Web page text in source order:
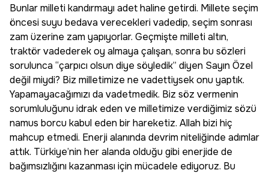
Bunlar milleti kandırmayı adet haline getirdi. Millete seçim
öncesi suyu bedava verecekleri vadedip, seçim sonrası
zam üzerine zam yapıyorlar. Geçmişte milleti altın,
traktör vadederek oy almaya çalışan, sonra bu sözleri
sorulunca “çarpıcı olsun diye söyledik” diyen Sayın Özel
değil miydi? Biz milletimize ne vadettiysek onu yaptık.
Yapamayacağımızı da vadetmedik. Biz söz vermenin
sorumluluğunu idrak eden ve milletimize verdiğimiz sözü
namus borcu kabul eden bir hareketiz. Allah bizi hiç
mahcup etmedi. Enerji alanında devrim niteliğinde adımlar
attık. Türkiye’nin her alanda olduğu gibi enerjide de
bağımsızlığını kazanması için mücadele ediyoruz. Bu